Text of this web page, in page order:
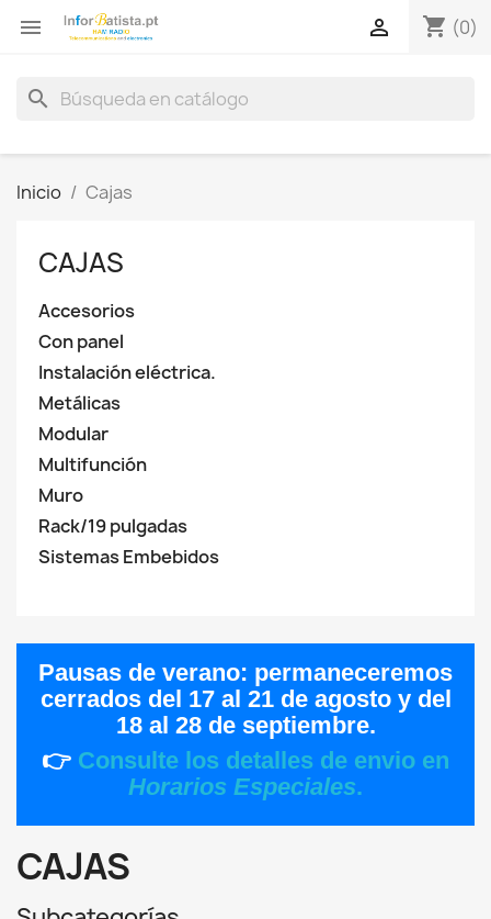
 shopping_cart (0)

search
Inicio Cajas
CAJAS
Accesorios
Con panel
Instalación eléctrica.
Metálicas
Modular
Multifunción
Muro
Rack/19 pulgadas
Sistemas Embebidos
Pausas de verano: permaneceremos
cerrados del 17 al 21 de agostoy del
18 al 28 de septiembre.
👉 Consulte los detalles de envio en
Horarios Especiales.
CAJAS